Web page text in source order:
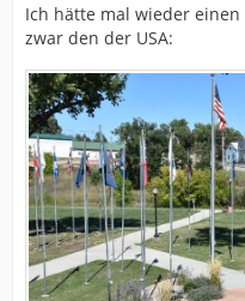
Ich hätte mal wieder
zwar den der USA: